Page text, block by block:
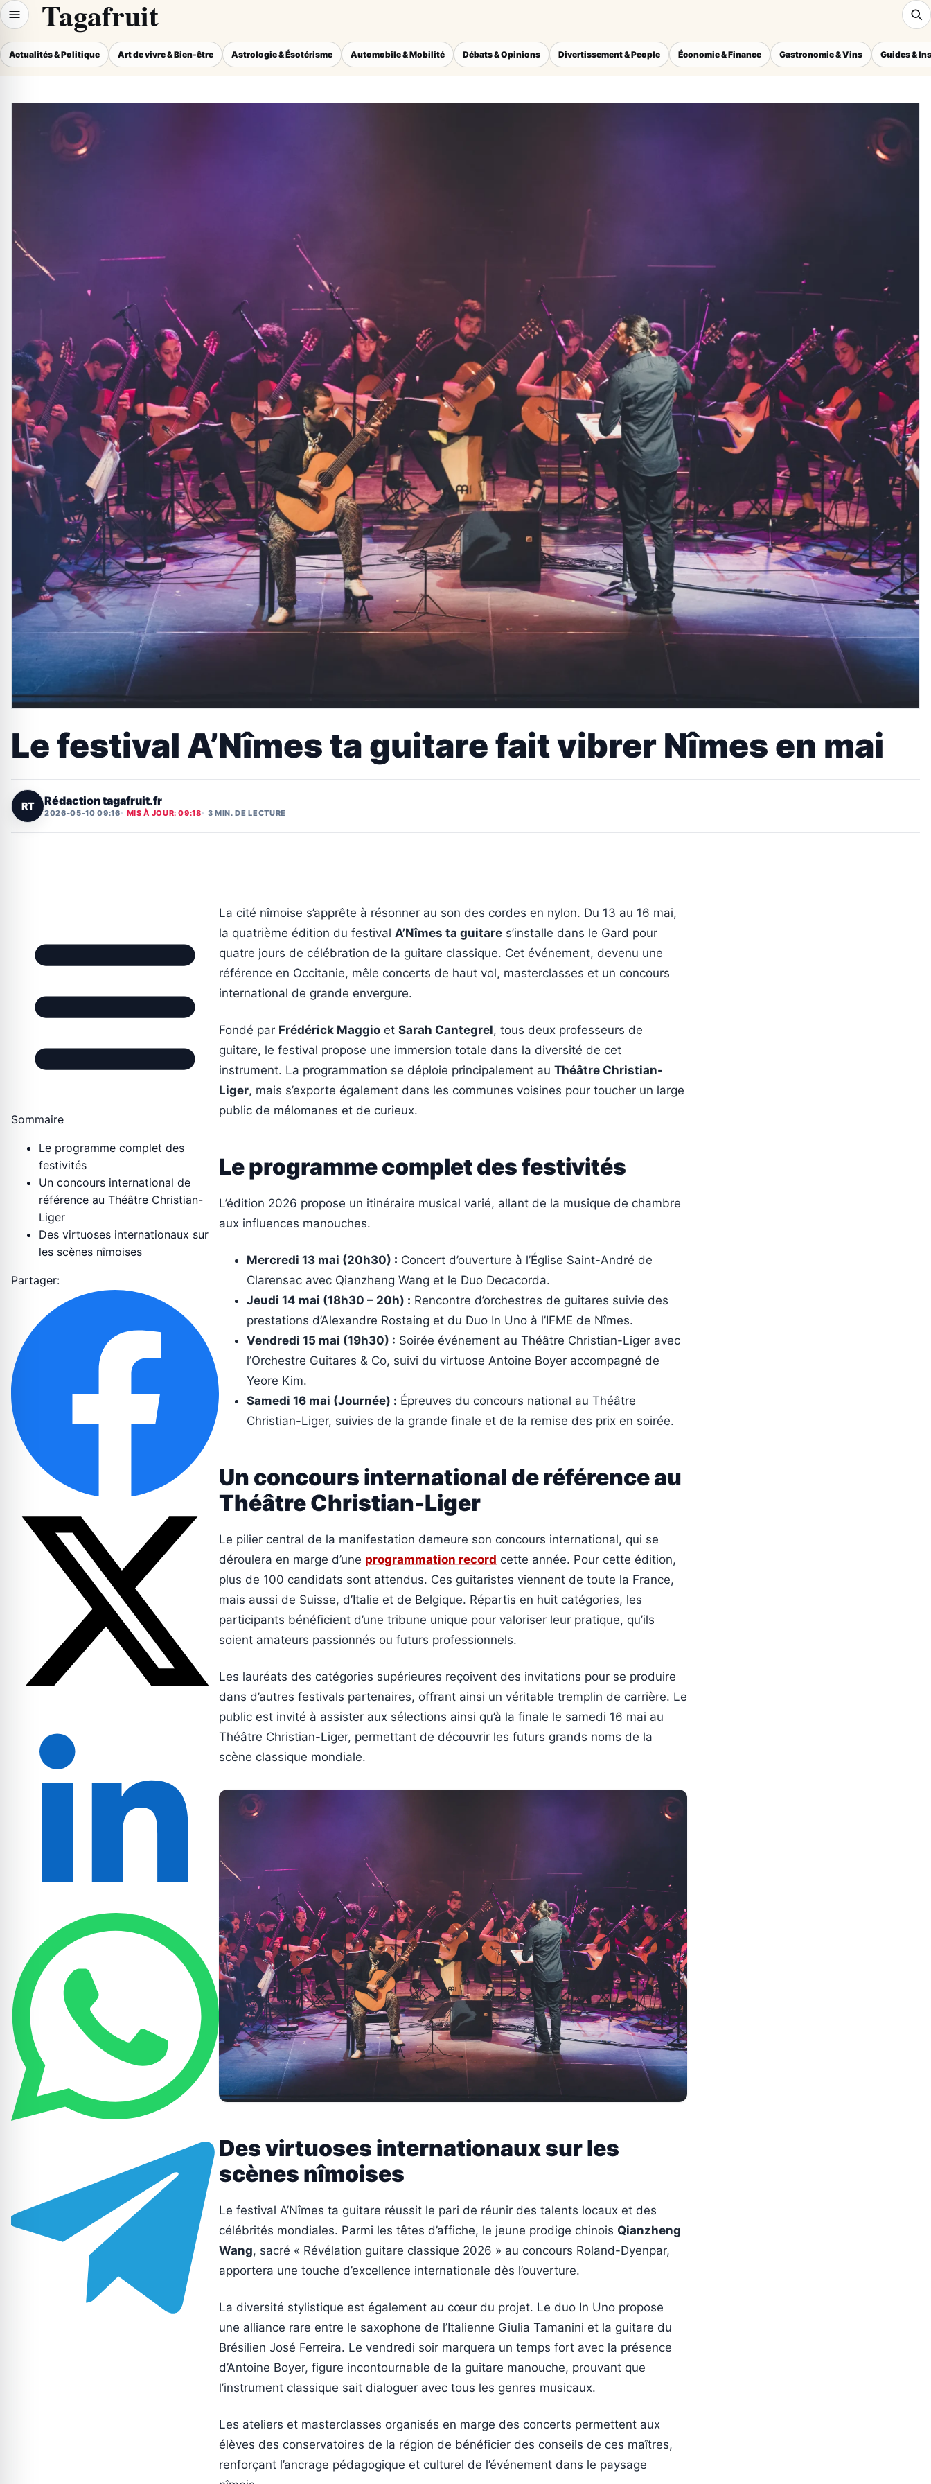
Tagafruit
Actualités & Politique Art de vivre & Bien-être Astrologie & Ésotérisme Automobile & Mobilité Débats & Opinions Divertissement & People Économie & Finance Gastronomie & Vins Guides &
Le festival A’Nîmes ta guitare fait vibrer Nîmes en mai
RT Rédaction tagafruit.fr
2026-05-10 09:16 MIS À JOUR: 09:18 3 MIN. DE LECTURE
Sommaire
Le programme complet des
festivités
Un concours international de
référence au Théâtre Christian-
Liger
Des virtuoses internationaux sur
les scènes nîmoises
Partager:
La cité nîmoise s’apprête à résonner au son des cordes en nylon. Du 13 au 16 mai,
la quatrième édition du festival A’Nîmes ta guitare s’installe dans le Gard pour
quatre jours de célébration de la guitare classique. Cet événement, devenu une
référence en Occitanie, mêle concerts de haut vol, masterclasses et un concours
international de grande envergure.
Fondé par Frédérick Maggio et Sarah Cantegrel, tous deux professeurs de
guitare, le festival propose une immersion totale dans la diversité de cet
instrument. La programmation se déploie principalement au Théâtre Christian-
Liger, mais s’exporte également dans les communes voisines pour toucher un large
public de mélomanes et de curieux.
Le programme complet des festivités
L’édition 2026 propose un itinéraire musical varié, allant de la musique de chambre
aux influences manouches.
Mercredi 13 mai (20h30) : Concert d’ouverture à l’Église Saint-André de
Clarensac avec Qianzheng Wang et le Duo Decacorda.
Jeudi 14 mai (18h30 – 20h) : Rencontre d’orchestres de guitares suivie des
prestations d’Alexandre Rostaing et du Duo In Uno à l’IFME de Nîmes.
Vendredi 15 mai (19h30) : Soirée événement au Théâtre Christian-Liger avec
l’Orchestre Guitares & Co, suivi du virtuose Antoine Boyer accompagné de
Yeore Kim.
Samedi 16 mai (Journée) : Épreuves du concours national au Théâtre
Christian-Liger, suivies de la grande finale et de la remise des prix en soirée.
Un concours international de référence au
Théâtre Christian-Liger
Le pilier central de la manifestation demeure son concours international, qui se
déroulera en marge d’une programmation record cette année. Pour cette édition,
plus de 100 candidats sont attendus. Ces guitaristes viennent de toute la France,
mais aussi de Suisse, d’Italie et de Belgique. Répartis en huit catégories, les
participants bénéficient d’une tribune unique pour valoriser leur pratique, qu’ils
soient amateurs passionnés ou futurs professionnels.
Les lauréats des catégories supérieures reçoivent des invitations pour se produire
dans d’autres festivals partenaires, offrant ainsi un véritable tremplin de carrière. Le
public est invité à assister aux sélections ainsi qu’à la finale le samedi 16 mai au
Théâtre Christian-Liger, permettant de découvrir les futurs grands noms de la
scène classique mondiale.
Des virtuoses internationaux sur les
scènes nîmoises
Le festival A’Nîmes ta guitare réussit le pari de réunir des talents locaux et des
célébrités mondiales. Parmi les têtes d’affiche, le jeune prodige chinois Qianzheng
Wang, sacré « Révélation guitare classique 2026 » au concours Roland-Dyenpar,
apportera une touche d’excellence internationale dès l’ouverture.
La diversité stylistique est également au cœur du projet. Le duo In Uno propose
une alliance rare entre le saxophone de l’Italienne Giulia Tamanini et la guitare du
Brésilien José Ferreira. Le vendredi soir marquera un temps fort avec la présence
d’Antoine Boyer, figure incontournable de la guitare manouche, prouvant que
l’instrument classique sait dialoguer avec tous les genres musicaux.
Les ateliers et masterclasses organisés en marge des concerts permettent aux
élèves des conservatoires de la région de bénéficier des conseils de ces maîtres,
renforçant l’ancrage pédagogique et culturel de l’événement dans le paysage